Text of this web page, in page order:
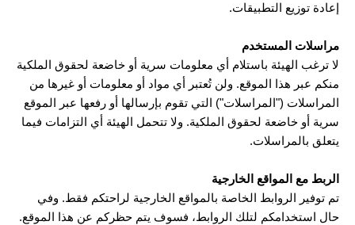
إعادة توزيع التطبيقات.
مراسلات المستخدم
لا ترغب الهيئة باستلام أي معلومات سرية أو خاضعة لحقوق الملكية
منكم عبر هذا الموقع. ولن تُعتبر أي مواد أو معلومات أو غيرها من
المراسلات ("المراسلات") التي تقوم بإرسالها أو رفعها عبر الموقع
سرية أو خاضعة لحقوق الملكية. ولا تتحمل الهيئة أي التزامات فيما
يتعلق بالمراسلات.
الربط مع المواقع الخارجية
تم توفير الروابط الخاصة بالمواقع الخارجية لراحتكم فقط. وفي
حال استخدامكم لتلك الروابط، فسوف يتم حظركم عن هذا الموقع.